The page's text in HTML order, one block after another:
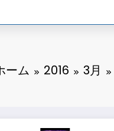
ーム 2016 3月